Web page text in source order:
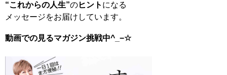
“これからの人生”のヒント になる
メッセージをお届けしています。
動画での見るマガジン挑戦中^_−☆